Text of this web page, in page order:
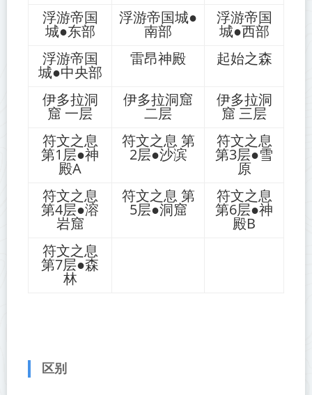
浮游帝国
城●东部
浮游帝国城●
南部
浮游帝国
城●西部
浮游帝国
城●中央部
雷昂神殿 起始之森
伊多拉洞
窟 一层
伊多拉洞窟
二层
伊多拉洞
窟 三层
符文之息
第1层●神
殿A
符文之息 第
2层●沙滨
符文之息
第3层●雪
原
符文之息
第4层●溶
岩窟
符文之息 第
5层●洞窟
符文之息
第6层●神
殿B
符文之息
第7层●森
林
区别